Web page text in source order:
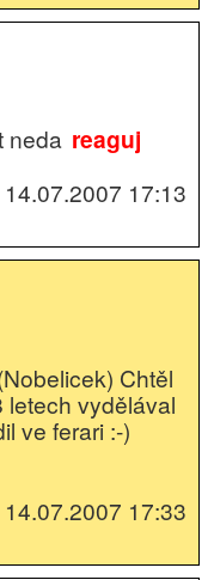
neda reaguj
17:13
Chtěl
letech vydělával
ve ferari :-)
17:33